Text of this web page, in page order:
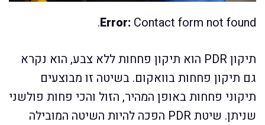
Error: Contact form not found.
תיקון PDR הוא תיקון פחחות ללא צבע, הוא נקרא
גם תיקון פחחות בוואקום. בשיטה זו מבוצעים
תיקוני פחחות באופן המהיר, הזול והכי פחות פולשני
שניתן. שיטת PDR הפכה להיות השיטה המובילה